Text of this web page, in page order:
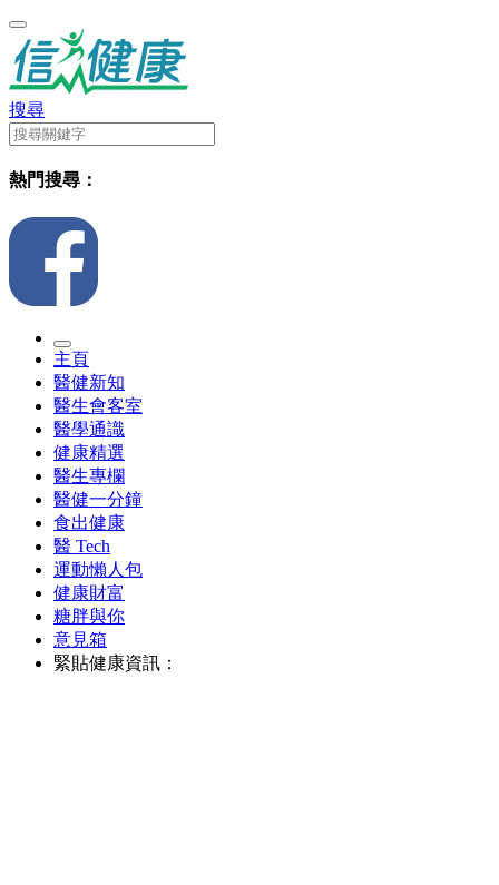
搜尋
熱門搜尋：
主頁
醫健新知
醫生會客室
醫學通識
健康精選
醫生專欄
醫健一分鐘
食出健康
醫 Tech
運動懶人包
健康財富
糖胖與你
意見箱
緊貼健康資訊：